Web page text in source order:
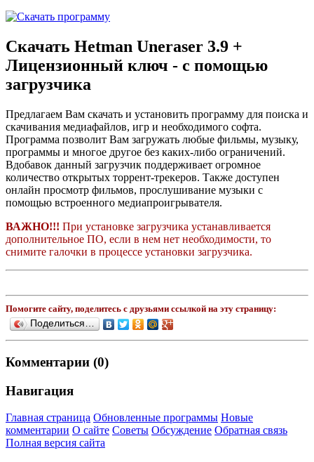
Скачать Hetman Uneraser 3.9 +
Лицензионный ключ - с помощью
загрузчика
Предлагаем Вам скачать и установить программу для поиска и
скачивания медиафайлов, игр и необходимого софта.
Программа позволит Вам загружать любые фильмы, музыку,
программы и многое другое без каких-либо ограничений.
Вдобавок данный загрузчик поддерживает огромное
количество открытых торрент-трекеров. Также доступен
онлайн просмотр фильмов, прослушивание музыки с
помощью встроенного медиапроигрывателя.
ВАЖНО!!! При установке загрузчика устанавливается
дополнительное ПО, если в нем нет необходимости, то
снимите галочки в процессе установки загрузчика.
Помогите сайту, поделитесь с друзьями ссылкой на эту страницу:
Поделиться…
Комментарии (0)
Навигация
Главная страница Обновленные программы Новые
комментарии О сайте Советы Обсуждение Обратная связь
Полная версия сайта